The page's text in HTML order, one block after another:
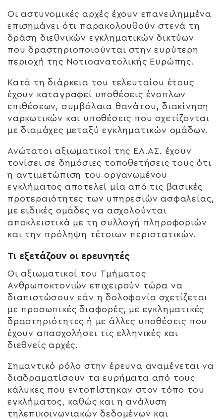
Οι αστυνομικές αρχές έχουν επανειλημμένα
επισημάνει ότι παρακολουθούν στενά τη
δράση διεθνικών εγκληματικών δικτύων
που δραστηριοποιούνται στην ευρύτερη
περιοχή της Νοτιοανατολικής Ευρώπης.
Κατά τη διάρκεια του τελευταίου έτους
έχουν καταγραφεί υποθέσεις ένοπλων
επιθέσεων, συμβόλαια θανάτου, διακίνηση
ναρκωτικών και υποθέσεις που σχετίζονται
με διαμάχες μεταξύ εγκληματικών ομάδων.
Ανώτατοι αξιωματικοί της ΕΛ.ΑΣ. έχουν
τονίσει σε δημόσιες τοποθετήσεις τους ότι
η αντιμετώπιση του οργανωμένου
εγκλήματος αποτελεί μία από τις βασικές
προτεραιότητες των υπηρεσιών ασφαλείας,
με ειδικές ομάδες να ασχολούνται
αποκλειστικά με τη συλλογή πληροφοριών
και την πρόληψη τέτοιων περιστατικών.
Τι εξετάζουν οι ερευνητές
Οι αξιωματικοί του Τμήματος
Ανθρωποκτονιών επιχειρούν τώρα να
διαπιστώσουν εάν η δολοφονία σχετίζεται
με προσωπικές διαφορές, με εγκληματικές
δραστηριότητες ή με άλλες υποθέσεις που
έχουν απασχολήσει τις ελληνικές και
διεθνείς αρχές.
Σημαντικό ρόλο στην έρευνα αναμένεται να
διαδραματίσουν τα ευρήματα από τους
κάλυκες που εντοπίστηκαν στον τόπο του
εγκλήματος, καθώς και η ανάλυση
τηλεπικοινωνιακών δεδομένων και